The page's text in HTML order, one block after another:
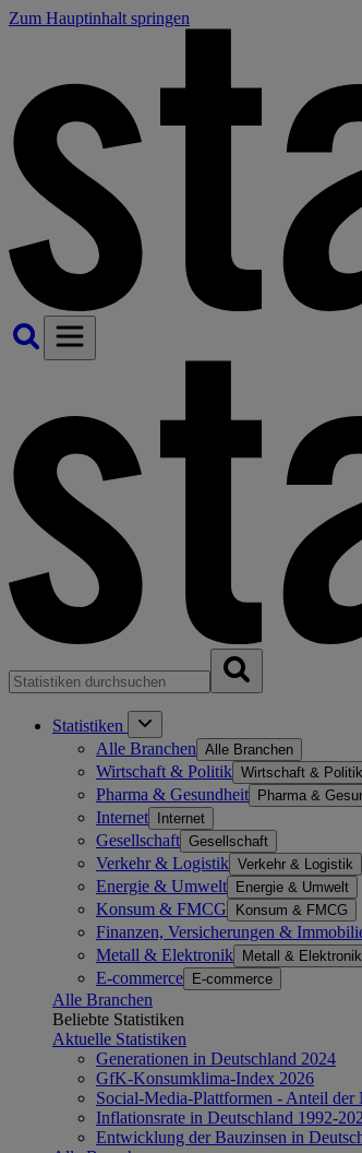
Zum Hauptinhalt springen
Statistiken
Alle Branchen Alle Branchen
Wirtschaft & Politik Wirtschaft & Politik
Pharma & Gesundheit Pharma &
Internet Internet
Gesellschaft Gesellschaft
Verkehr & Logistik Verkehr & Logistik
Energie & Umwelt Energie & Umwelt
Konsum & FMCG Konsum & FMCG
Finanzen, Versicherungen &
Metall & Elektronik Metall & Elektronik
E-commerce E-commerce
Alle Branchen
Beliebte Statistiken
Aktuelle Statistiken
Generationen in Deutschland 2024
GfK-Konsumklima-Index 2026
Social-Media-Plattformen - Anteil
Inflationsrate in Deutschland 1992-
Entwicklung der Bauzinsen in